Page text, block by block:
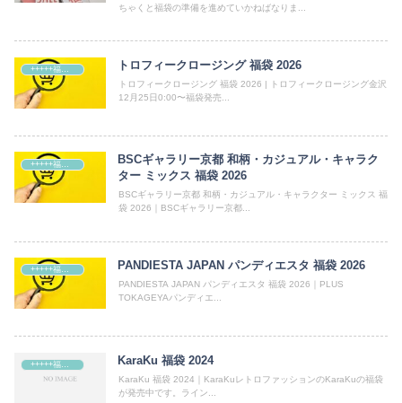
ちゃくと福袋の準備を進めていかねばなりま...
トロフィークロージング 福袋 2026
トロフィークロージング 福袋 2026 | トロフィークロージング金沢
12月25日0:00〜福袋発売...
BSCギャラリー京都 和柄・カジュアル・キャラク
ター ミックス 福袋 2026
BSCギャラリー京都 和柄・カジュアル・キャラクター ミックス 福
袋 2026｜BSCギャラリー京都...
+++++福袋++++++ PANDIESTA JAPAN パンディエスタ 福袋 2026
PANDIESTA JAPAN パンディエスタ 福袋 2026｜PLUS
TOKAGEYAパンディエ...
+++++福袋++++++ KaraKu 福袋 2024
KaraKu 福袋 2024｜KaraKuレトロファッションのKaraKuの福袋
が発売中です。ライン...